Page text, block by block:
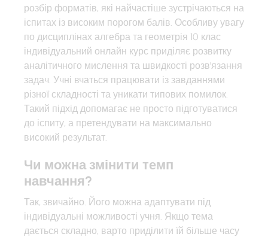
розбір форматів, які найчастіше зустрічаються на
іспитах із високим порогом балів. Особливу увагу
по дисциплінах алгебра та геометрія 10 клас
індивідуальний онлайн курс приділяє розвитку
аналітичного мислення та швидкості розв’язання
задач. Учні вчаться працювати із завданнями
різної складності та уникати типових помилок.
Такий підхід допомагає не просто підготуватися
до іспиту, а претендувати на максимально
високий результат.
Чи можна змінити темп
навчання?
Так, звичайно. Його можна адаптувати під
індивідуальні можливості учня. Якщо тема
дається складно, варто приділити їй більше часу